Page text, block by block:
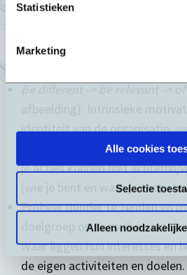
Statistieken
Marketing
Alle cookies
Selectie
Alleen
vinden naar de kernwaarden
kracht centraal te zetten kan
afbeelding). Intrinsieke
identiteit van de organisatie,
verbinding, maak het gesprek
je acties kunnen niet
(wie je bent en waar je voor
Probeer minder te zenden en
doelgroep op te zoeken: wat is
Waar liggen hun interesses en
de eigen activiteiten en doelen.